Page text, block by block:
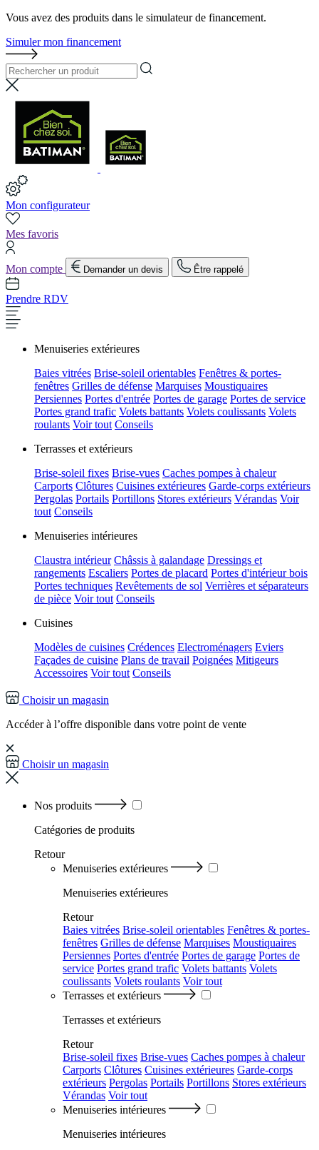
Vous avez des produits dans le simulateur de financement.
Simuler mon financement
Mon configurateur
Mes favoris
Mon compte Demander un devis Être rappelé
Prendre RDV
Menuiseries extérieures
Baies vitrées Brise-soleil orientables Fenêtres & portes-
fenêtres Grilles de défense Marquises Moustiquaires
Persiennes Portes d'entrée Portes de garage Portes de service
Portes grand trafic Volets battants Volets coulissants Volets
roulants Voir tout Conseils
Terrasses et extérieurs
Brise-soleil fixes Brise-vues Caches pompes à chaleur
Carports Clôtures Cuisines extérieures Garde-corps extérieurs
Pergolas Portails Portillons Stores extérieurs Vérandas Voir
tout Conseils
Menuiseries intérieures
Claustra intérieur Châssis à galandage Dressings et
rangements Escaliers Portes de placard Portes d'intérieur bois
Portes techniques Revêtements de sol Verrières et séparateurs
de pièce Voir tout Conseils
Cuisines
Modèles de cuisines Crédences Electroménagers Eviers
Façades de cuisine Plans de travail Poignées Mitigeurs
Accessoires Voir tout Conseils
Choisir un magasin
Accéder à l’offre disponible dans votre point de vente
Choisir un magasin
Nos produits
Catégories de produits
Retour
Menuiseries extérieures
Menuiseries extérieures
Retour
Baies vitrées Brise-soleil orientables Fenêtres & portes-
fenêtres Grilles de défense Marquises Moustiquaires
Persiennes Portes d'entrée Portes de garage Portes de
service Portes grand trafic Volets battants Volets
coulissants Volets roulants Voir tout
Terrasses et extérieurs
Terrasses et extérieurs
Retour
Brise-soleil fixes Brise-vues Caches pompes à chaleur
Carports Clôtures Cuisines extérieures Garde-corps
extérieurs Pergolas Portails Portillons Stores extérieurs
Vérandas Voir tout
Menuiseries intérieures
Menuiseries intérieures